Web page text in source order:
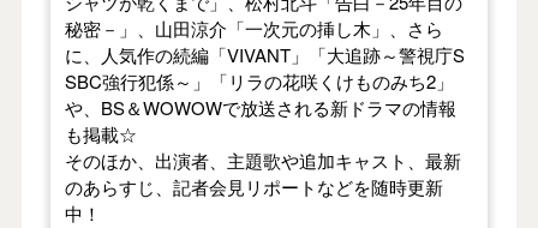
秘密－」、山田涼介「一次元の挿し木」、さら
に、人気作の続編「VIVANT」「大追跡～警視庁S
SBC強行犯係～」「リラの花咲くけものみち2」
や、BS＆WOWOWで放送される新ドラマの情報
も掲載☆
そのほか、出演者、主題歌や追加キャスト、最新
のあらすじ、記者会見リポートなどを随時更新
中！